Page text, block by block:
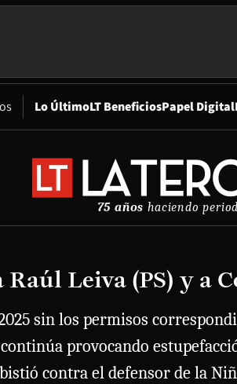
Lo ÚltimoLT BeneficiosPapel Digital
75 años haciendo
Leiva (PS) y a
sin los permisos
provocando
contra el defensor de la